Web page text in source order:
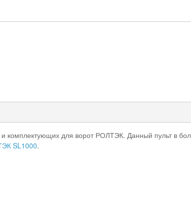
и комплектующих для ворот РОЛТЭК. Данный пульт в
SL1000.